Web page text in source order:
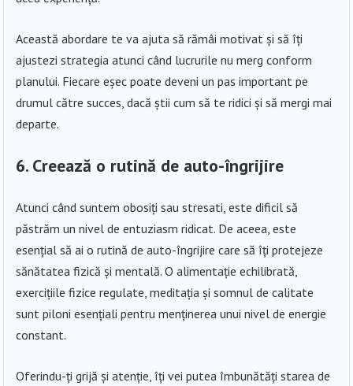
Această abordare te va ajuta să rămâi motivat și să îți
ajustezi strategia atunci când lucrurile nu merg conform
planului. Fiecare eșec poate deveni un pas important pe
drumul către succes, dacă știi cum să te ridici și să mergi mai
departe.
6. Creează o rutină de auto-îngrijire
Atunci când suntem obosiți sau stresati, este dificil să
păstrăm un nivel de entuziasm ridicat. De aceea, este
esențial să ai o rutină de auto-îngrijire care să îți protejeze
sănătatea fizică și mentală. O alimentație echilibrată,
exercițiile fizice regulate, meditația și somnul de calitate
sunt piloni esențiali pentru menținerea unui nivel de energie
constant.
Oferindu-ți grijă și atenție, îți vei putea îmbunătăți starea de